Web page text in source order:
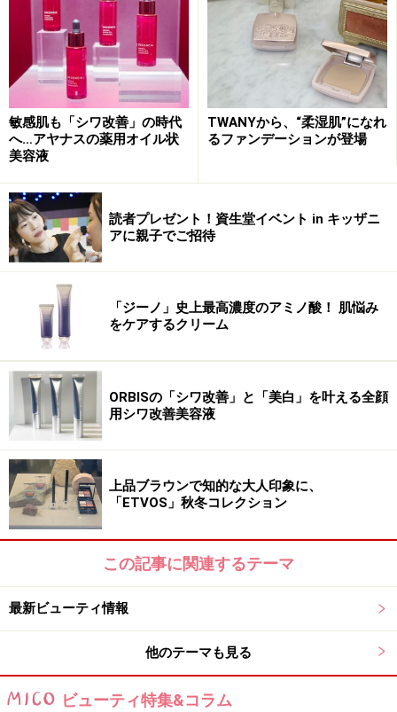
らずうるおいをキープしていたそうです。
これから夏を迎え、クーラーの乾燥が気になる季節。
「エスト ザ ローション」でうるおい美肌をキープしてみ
ませんか？
est┃エスト ザ ローション
価格：本品6000円／レフィル5500円（ともに税抜き）
容量：本品140ml／レフィル130ml
URL：https://www.sofina.co.jp/est/
※記事内容は執筆時点のものです。最新の内容をご確認くださ
い。
※個人の体質、また、誤った方法による実践に起因して肌荒れや
不調を引き起こす場合があります。実践の際には、必ず自身の体
質及び健康状態を十分に考慮し、正しい方法で行ってください。
また、全ての方への有効性を保証するものではありません。
敏感肌も「シワ改善」の時代
へ…アヤナスの薬用オイル状
美容液
TWANYから、“柔湿肌”になれ
るファンデーションが登場
読者プレゼント！資生堂イベント in キッザニ
アに親子でご招待
「ジーノ」史上最高濃度のアミノ酸！ 肌悩み
をケアするクリーム
ORBISの「シワ改善」と「美白」を叶える全顔
用シワ改善美容液
上品ブラウンで知的な大人印象に、
「ETVOS」秋冬コレクション
この記事に関連するテーマ
最新ビューティ情報
他のテーマも見る
ビューティ特集&コラム